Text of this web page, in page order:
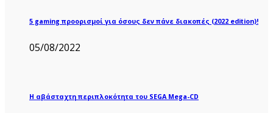
5 gaming προορισμοί για όσους δεν πάνε διακοπές (2022 edition)!
05/08/2022
Η αβάσταχτη περιπλοκότητα του SEGA Mega-CD